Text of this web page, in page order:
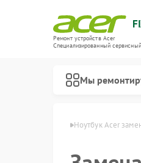
Ремонт устройств Acer
Специализированный
Мы
Ноутбук Acer